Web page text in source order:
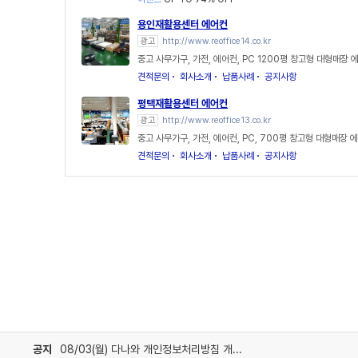
용인재활용센터 에어컨
광고 http://www.reoffice14.co.kr
중고 사무가구, 가전, 에어컨, PC 1200평 창고형 대형매장
견적문의
회사소개 납품사례 공지사항
평택재활용센터 에어컨
광고 http://www.reoffice13.co.kr
중고 사무가구, 가전, 에어컨, PC, 700평 창고형 대형매장
견적문의
회사소개 납품사례 공지사항
공지 08/03(월) 다나와 개인정보처리방침 개정 안내